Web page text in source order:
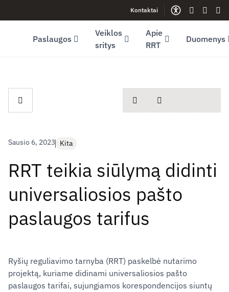
Youtube (opens in new window)Kontaktai
Gestų
Paslaugos
Veiklos
sritys
Apie
RRT
Duomenys
spausdintiDalintis
Sausio 6, 2023 Kita
RRT teikia siūlymą didinti
universaliosios pašto
paslaugos tarifus
Ryšių reguliavimo tarnyba (RRT) paskelbė nutarimo
projektą, kuriame didinami universaliosios pašto
paslaugos tarifai, sujungiamos korespondencijos siuntų